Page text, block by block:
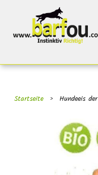
Inhalt
Startseite › Hundeeis